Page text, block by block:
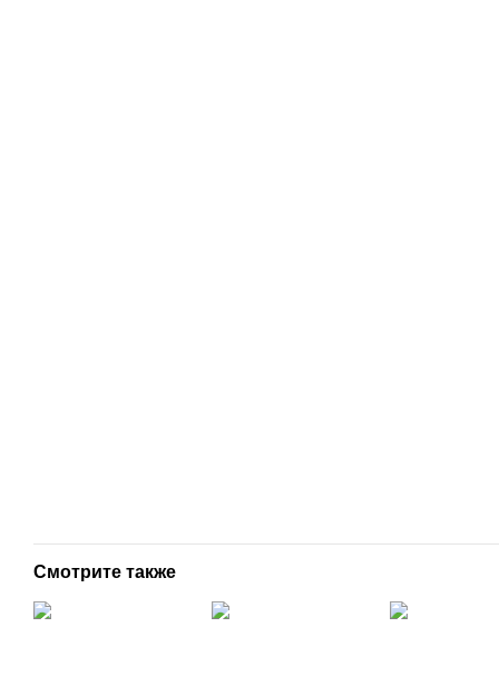
Смотрите также